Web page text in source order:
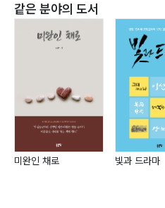
홍시•96
記憶_기억
옛 추억이 생각나서•106
반세기 만에 다시 찾은 그때
그 옛날 크리스마스 때를 생각
눈이 내리면 생각나는 옛 추
삶과 죽음의 문턱•118
같은 분야의 도서
미완인 채로 빛과 드라마